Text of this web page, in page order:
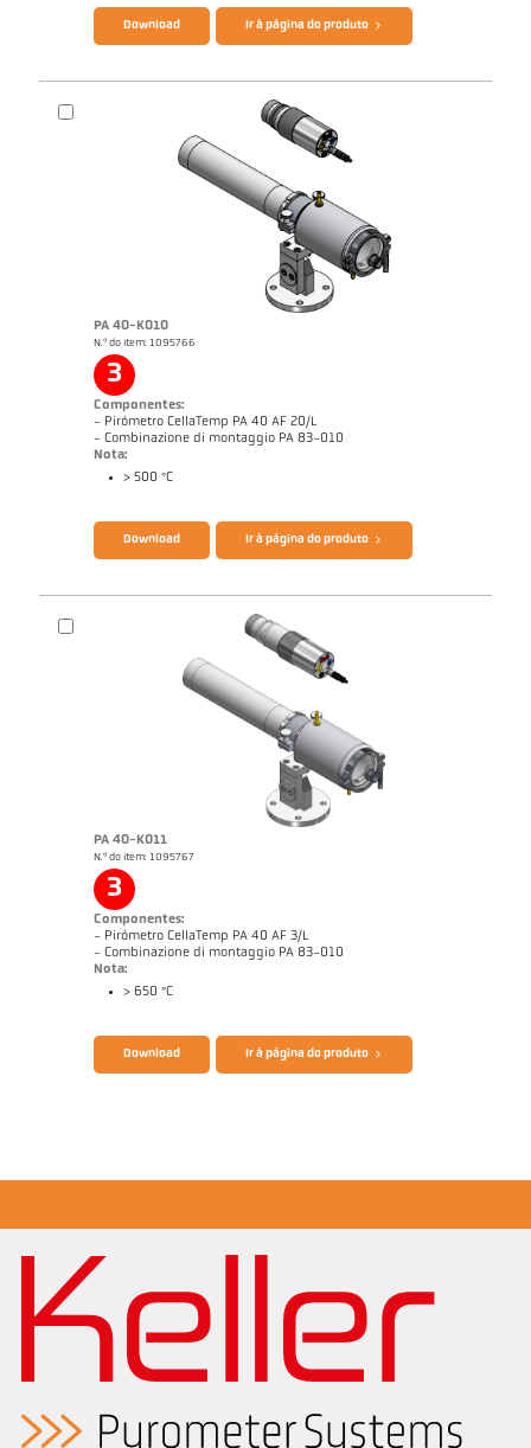
Download Ir à página do produto
PA 40-K010
N.º do item: 1095766
3
Componentes:
- Pirómetro CellaTemp PA 40 AF 20/L
- Combinazione di montaggio PA 83-010
Nota:
> 500 °C
Download Ir à página do produto
PA 40-K011
N.º do item: 1095767
3
Componentes:
- Pirómetro CellaTemp PA 40 AF 3/L
- Combinazione di montaggio PA 83-010
Nota:
> 650 °C
Nota de aplicação Laminação
Download Ir à página do produto